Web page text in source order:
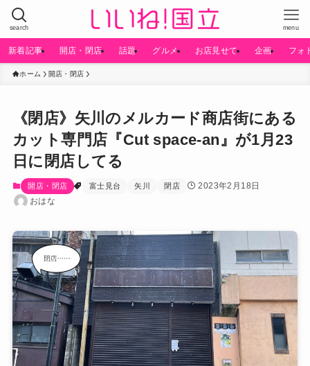
search menu
新着記事 開店・閉店 話題 グルメ お店見せて 企画 フォ
ホーム 開店・閉店
《閉店》矢川のメルカード商店街にある
カット専門店『Cut space-an』が1月23
日に閉店してる
開店・閉店 富士見台 矢川 閉店
2023年2月18日
おはな